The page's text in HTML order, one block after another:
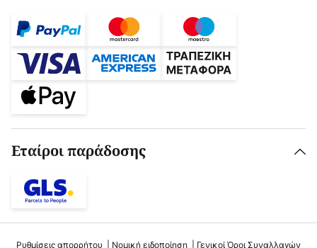
Εταίροι παράδοσης
Ρυθμίσεις απορρήτου Νομική ειδοποίηση Γενικοί Όροι Συναλλαγών